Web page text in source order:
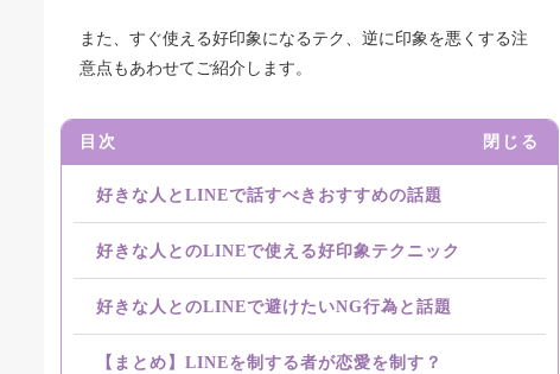
また、すぐ使える好印象になるテク、逆に印象を悪くする注
意点もあわせてご紹介します。
目次 閉じる
好きな人とLINEで話すべきおすすめの話題
好きな人とのLINEで使える好印象テクニック
好きな人とのLINEで避けたいNG行為と話題
【まとめ】LINEを制する者が恋愛を制す？